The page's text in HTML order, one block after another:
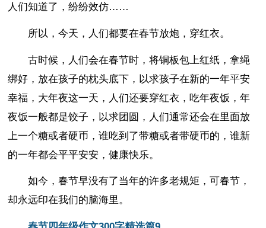
人们知道了，纷纷效仿……
所以，今天，人们都要在春节放炮，穿红衣。
古时候，人们会在春节时，将铜板包上红纸，拿绳
绑好，放在孩子的枕头底下，以求孩子在新的一年平安
幸福，大年夜这一天，人们还要穿红衣，吃年夜饭，年
夜饭一般都是饺子，以求团圆，人们通常还会在里面放
上一个糖或者硬币，谁吃到了带糖或者带硬币的，谁新
的一年都会平平安安，健康快乐。
如今，春节早没有了当年的许多老规矩，可春节，
却永远印在我们的脑海里。